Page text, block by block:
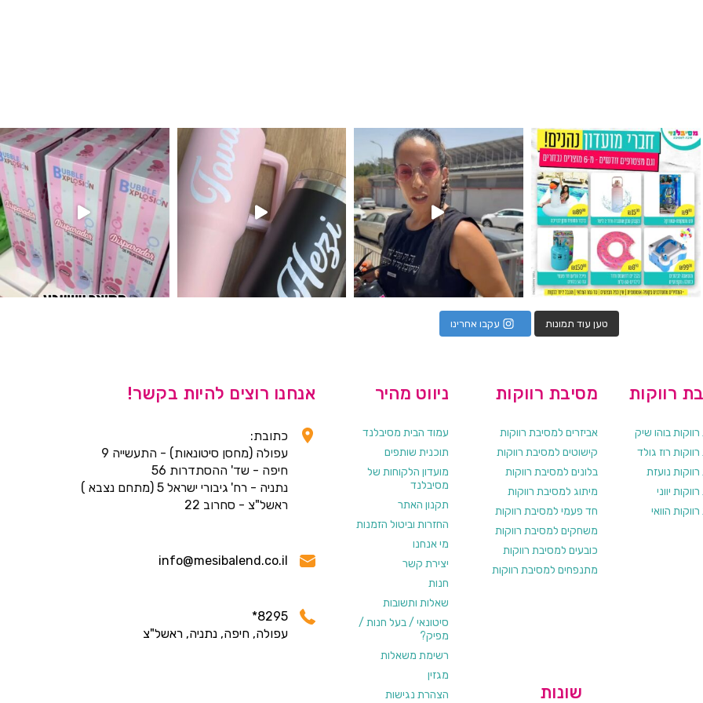
מין העובר רק במסיבלנד !! קיים
כוס נירוסטה ענקית שכול אחד צריך! קיימת באתר ובסניהמוצר הכי מבוקש שלנו מטף לגילוי מין העובר חזר למלא
טען עוד תמונות עקבו אחרינו
אנחנו רוצים להיות בקשר!
כתובת:
עפולה (מחסן סיטונאות) - התעשייה 9
חיפה - שד' ההסתדרות 56
נתניה - רח' גיבורי ישראל 5 (מתחם נצבא )
ראשל"צ - סחרוב 22
info@mesibalend.co.il
8295*
עפולה, חיפה, נתניה, ראשל"צ
ניווט מהיר
עמוד הבית מסיבלנד
תוכנית שותפים
מועדון הלקוחות של
מסיבלנד
תקנון האתר
החזרות וביטול הזמנות
מי אנחנו
יצירת קשר
חנות
שאלות ותשובות
סיטונאי / בעל חנות /
מפיק?
רשימת משאלות
מגזין
הצהרת נגישות
מסיבת רווקות
אביזרים למסיבת רווקות
קישוטים למסיבת רווקות
בלונים למסיבת רווקות
מיתוג למסיבת רווקות
חד פעמי למסיבת רווקות
משחקים למסיבת רווקות
כובעים למסיבת רווקות
מתנפחים למסיבת רווקות
רווקות
בוהו שיק
רוז גולד
נועזת
יווני
הוואי
שונות